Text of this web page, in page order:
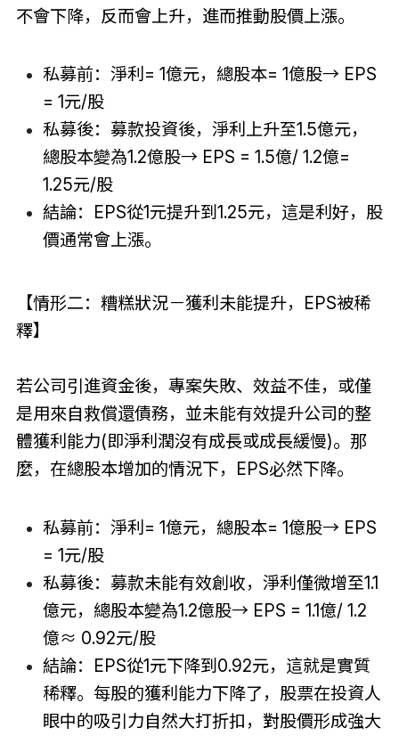
不會下降，反而會上升，進而推動股價上漲。
私募前：淨利= 1億元，總股本= 1億股→ EPS
= 1元/股
私募後：募款投資後，淨利上升至1.5億元，
總股本變為1.2億股→ EPS = 1.5億/ 1.2億=
1.25元/股
結論：EPS從1元提升到1.25元，這是利好，股
價通常會上漲。
【情形二：糟糕狀況－獲利未能提升，EPS被稀
釋】
若公司引進資金後，專案失敗、效益不佳，或僅
是用來自救償還債務，並未能有效提升公司的整
體獲利能力(即淨利潤沒有成長或成長緩慢)。那
麼，在總股本增加的情況下，EPS必然下降。
私募前：淨利= 1億元，總股本= 1億股→ EPS
= 1元/股
私募後：募款未能有效創收，淨利僅微增至1.1
億元，總股本變為1.2億股→ EPS = 1.1億/ 1.2
億≈ 0.92元/股
結論：EPS從1元下降到0.92元，這就是實質
稀釋。每股的獲利能力下降了，股票在投資人
眼中的吸引力自然大打折扣，對股價形成強大